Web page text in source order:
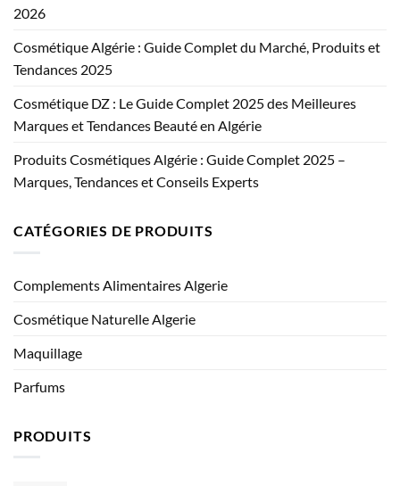
2026
Cosmétique Algérie : Guide Complet du Marché, Produits et
Tendances 2025
Cosmétique DZ : Le Guide Complet 2025 des Meilleures
Marques et Tendances Beauté en Algérie
Produits Cosmétiques Algérie : Guide Complet 2025 –
Marques, Tendances et Conseils Experts
CATÉGORIES DE PRODUITS
Complements Alimentaires Algerie
Cosmétique Naturelle Algerie
Maquillage
Parfums
PRODUITS